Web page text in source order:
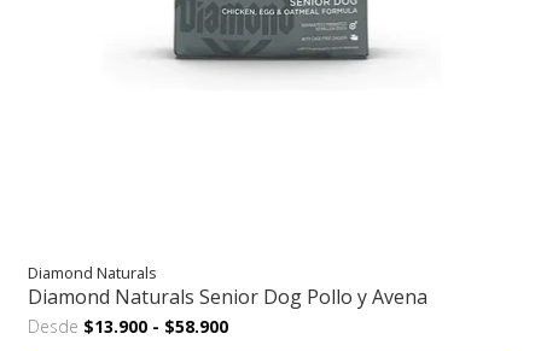
Diamond Naturals
Diamond Naturals Senior Dog Pollo y Avena
Desde $13.900 - $58.900